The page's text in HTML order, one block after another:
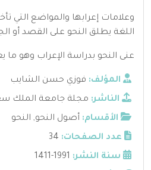
وعلامات إعرابها والمواضع التي
اللغة يطلق النحو على القصد أو
عنى النحو بدراسة الإعراب وهو ما
المؤلف: فوزي حسن الشايب
الناشر: مجلة جامعة الملك
الأقسام: أصول النحو, النحو
عدد الصفحات: 34
سنة النشر: 1991-1411